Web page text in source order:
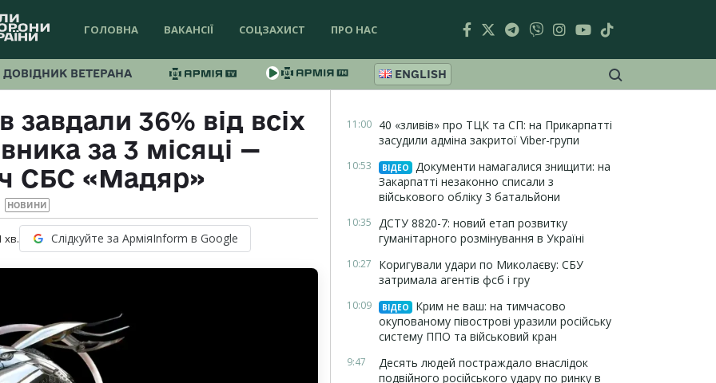
ГОЛОВНА ВАКАНСІЇ СОЦЗАХИСТ ПРО НАС
ДОВІДНИК ВЕТЕРАНА ENGLISH
завдали 36% від всіх
за 3 місяці —
СБС «Мадяр»
НОВИНИ
хв. Слідкуйте за АрміяInform в Google
11:00 40 «зливів» про ТЦК та СП: на Прикарпатті
засудили адміна закритої Viber-групи
10:53 ВІДЕО
Документи намагалися знищити: на
Закарпатті незаконно списали з
військового обліку 3 батальйони
10:35 ДСТУ 8820-7: новий етап розвитку
гуманітарного розмінування в Україні
10:27
Коригували удари по Миколаєву: СБУ
затримала агентів фсб і гру
10:09 ВІДЕО
Крим не ваш: на тимчасово
окупованому півострові уразили російську
систему ППО та військовий кран
9:47
Десять людей постраждало внаслідок
подвійного російського удару по ринку в